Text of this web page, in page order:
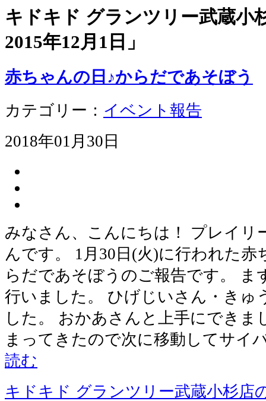
キドキド グランツリー武蔵
2015年12月1日 」
赤ちゃんの日♪からだであそぼう
カテゴリー： イベント報告
2018年01月30日
みなさん、こんにちは！ プレイリ
んです。 1月30日(火)に行われた
らだであそぼうのご報告です。 ま
行いました。 ひげじいさん・きゅ
した。 おかあさんと上手にできま
まってきたので次に移動してサイ
読む
キドキド グランツリー武蔵小杉店